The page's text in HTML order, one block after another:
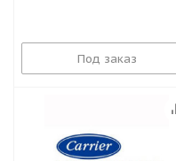
Под заказ